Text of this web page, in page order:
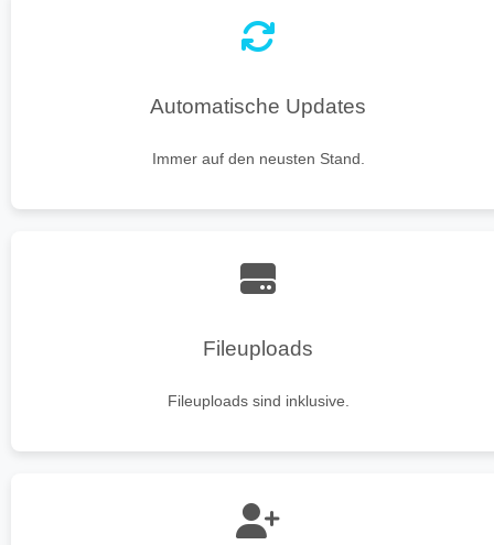
Automatische Updates
Immer auf den neusten Stand.
Fileuploads
Fileuploads sind inklusive.